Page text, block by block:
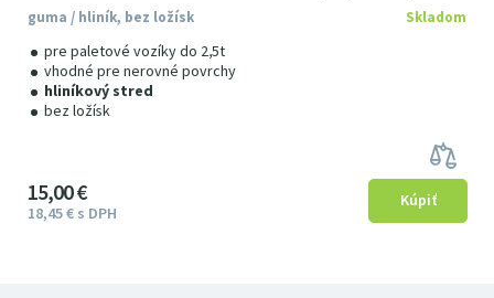
guma / hliník, bez ložísk
pre paletové vozíky do 2,5t
vhodné pre nerovné povrchy
hliníkový stred
bez ložísk
Skladom
15 00€
18 45€ s DPH